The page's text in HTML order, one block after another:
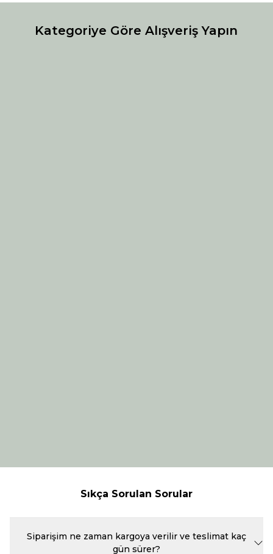
Kategoriye Göre Alışveriş Yapın
Sıkça Sorulan Sorular
Siparişim ne zaman kargoya verilir ve teslimat kaç
gün sürer?